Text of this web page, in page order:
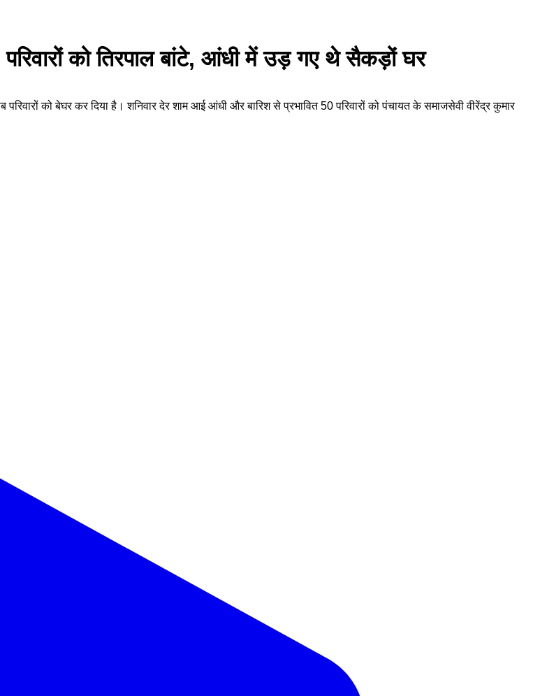
को तिरपाल बांटे, आंधी में उड़ गए थे सैकड़ों घर
को बेघर कर दिया है। शनिवार देर शाम आई आंधी और बारिश से प्रभावित 50 परिवारों को पंचायत के समाजसेवी वीरेंद्र कुमार